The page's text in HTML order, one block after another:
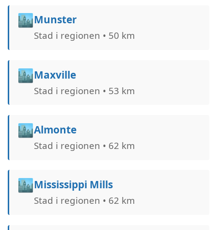
🏙️Munster
Stad i regionen • 50 km
🏙️Maxville
Stad i regionen • 53 km
🏙️Almonte
Stad i regionen • 62 km
🏙️Mississippi Mills
Stad i regionen • 62 km